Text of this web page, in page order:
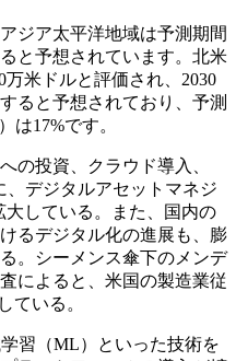
ジア太平洋地域は予測期間
と予想されています。北米
米ドルと評価され、2030
ると予想されており、予測
は17%です。
の投資、クラウド導入、
デジタルアセットマネジ
している。また、国内の
るデジタル化の進展も、膨
。シーメンス傘下のメンデ
によると、米国の製造業従
ている。
習（ML）といった技術を